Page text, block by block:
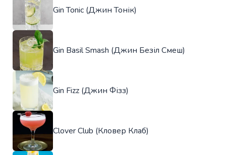
Gin Tonic (Джин Тонік)
Gin Basil Smash (Джин Безіл Смеш)
Gin Fizz (Джин Фізз)
Clover Club (Кловер Клаб)